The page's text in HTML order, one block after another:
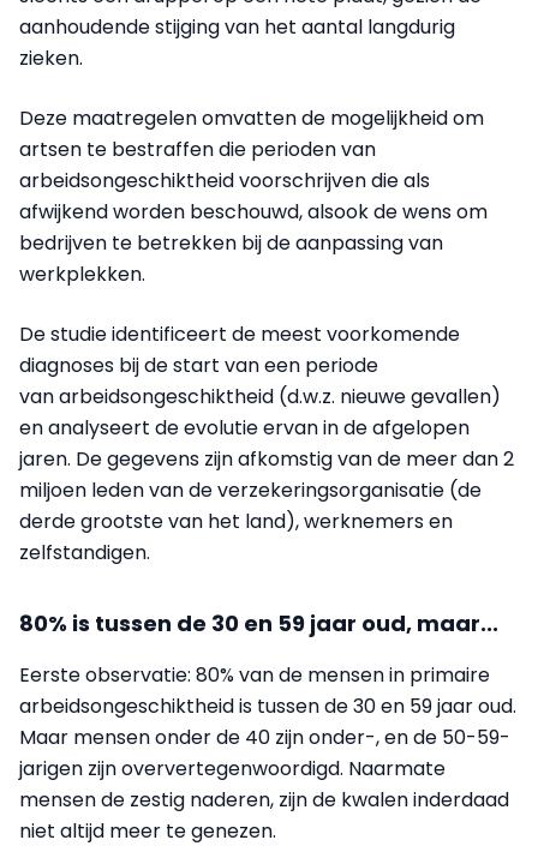
aanhoudende stijging van het aantal langdurig
zieken.
Deze maatregelen omvatten de mogelijkheid om
artsen te bestraffen die perioden van
arbeidsongeschiktheid voorschrijven die als
afwijkend worden beschouwd, alsook de wens om
bedrijven te betrekken bij de aanpassing van
werkplekken.
De studie identificeert de meest voorkomende
diagnoses bij de start van een periode
van arbeidsongeschiktheid (d.w.z. nieuwe gevallen)
en analyseert de evolutie ervan in de afgelopen
jaren. De gegevens zijn afkomstig van de meer dan 2
miljoen leden van de verzekeringsorganisatie (de
derde grootste van het land), werknemers en
zelfstandigen.
80% is tussen de 30 en 59 jaar oud, maar...
Eerste observatie: 80% van de mensen in primaire
arbeidsongeschiktheid is tussen de 30 en 59 jaar oud.
Maar mensen onder de 40 zijn onder-, en de 50-59-
jarigen zijn oververtegenwoordigd. Naarmate
mensen de zestig naderen, zijn de kwalen inderdaad
niet altijd meer te genezen.